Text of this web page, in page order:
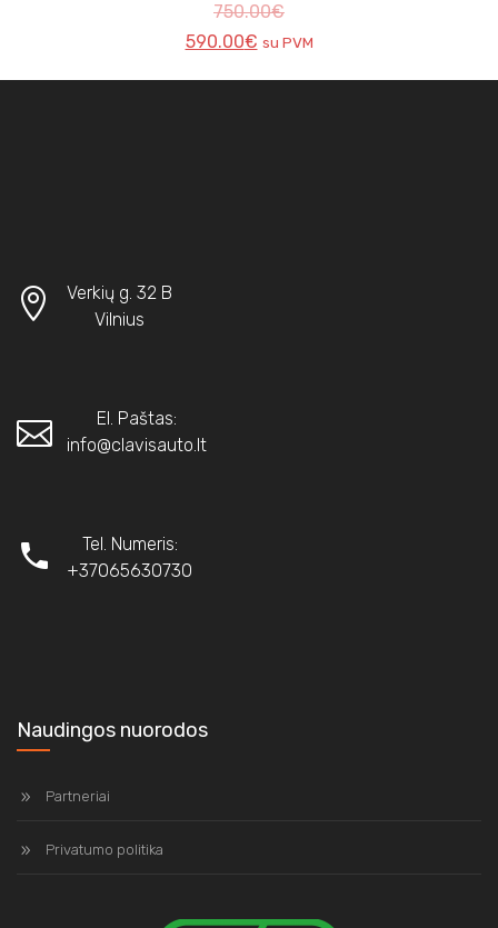
750.00€
590.00€ su PVM
Verkių g. 32 B
Vilnius
El. Paštas:
info@clavisauto.lt
Tel. Numeris:
+37065630730
Naudingos nuorodos
Partneriai
Privatumo politika